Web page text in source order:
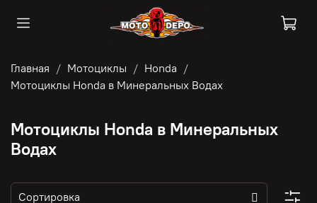
Главная Мотоциклы
Honda
Мотоциклы Honda в Минеральных Водах
Мотоциклы Honda в Минеральных
Водах